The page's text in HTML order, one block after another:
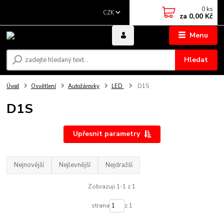
Menu
CZK
Hledat
0 ks
za 0,00 Kč
Úvod Osvětlení Autožárovky LED D1S
D1S
Upřesnit parametry
Nejnovější Nejlevnější Nejdražší
Zobrazuji 1-1 z 1
strana z 1